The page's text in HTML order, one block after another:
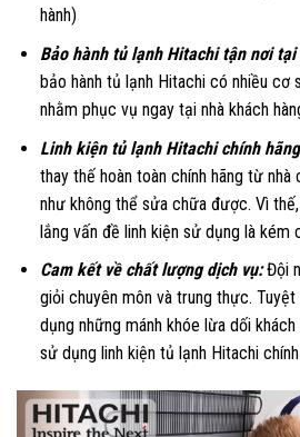
hành)
Bảo hành tủ lạnh Hitachi tận nơi tại
bảo hành tủ lạnh Hitachi có nhiều cơ
nhằm phục vụ ngay tại nhà khách
Linh kiện tủ lạnh Hitachi chính
thay thế hoàn toàn chính hãng từ nhà
như không thể sửa chữa được. Vì
lắng vấn đề linh kiện sử dụng là kém
Cam kết về chất lượng dịch vụ:Đội
giỏi chuyên môn và trung thực.
dụng những mánh khóe lừa dối
sử dụng linh kiện tủ lạnh Hitachi